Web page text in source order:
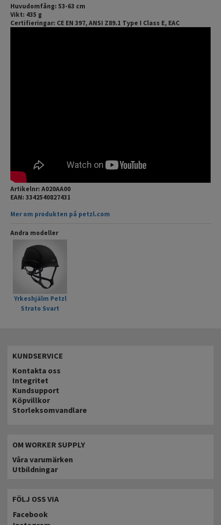
Huvudomfång: 53-63 cm
Vikt: 435 g
Certifieringar: CE EN 397, ANSI Z89.1 Type I Class E, EAC
Artikelnr: A020AA00
EAN: 3342540827431
Mer om produkten på petzl.com
Andra modeller
Yrkeshjälm Petzl
Strato Svart
KUNDSERVICE
Kontakta oss
Integritet
Kundsupport
Köpvillkor
Storleksomvandlare
OM WORKER SUPPLY
Våra varumärken
Utbildningar
FÖLJ OSS VIA
Facebook